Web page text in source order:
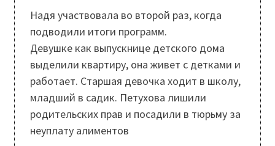
Надя участвовала во второй раз, когда
подводили итоги программ.
Девушке как выпускнице детского дома
выделили квартиру, она живет с детками и
работает. Старшая девочка ходит в школу,
младший в садик. Петухова лишили
родительских прав и посадили в тюрьму за
неуплату алиментов